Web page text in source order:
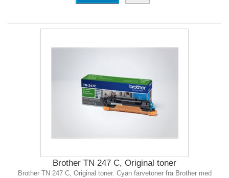
Brother TN 247 C, Original toner
Brother TN 247 C, Original toner. Cyan farvetoner fra Brother med